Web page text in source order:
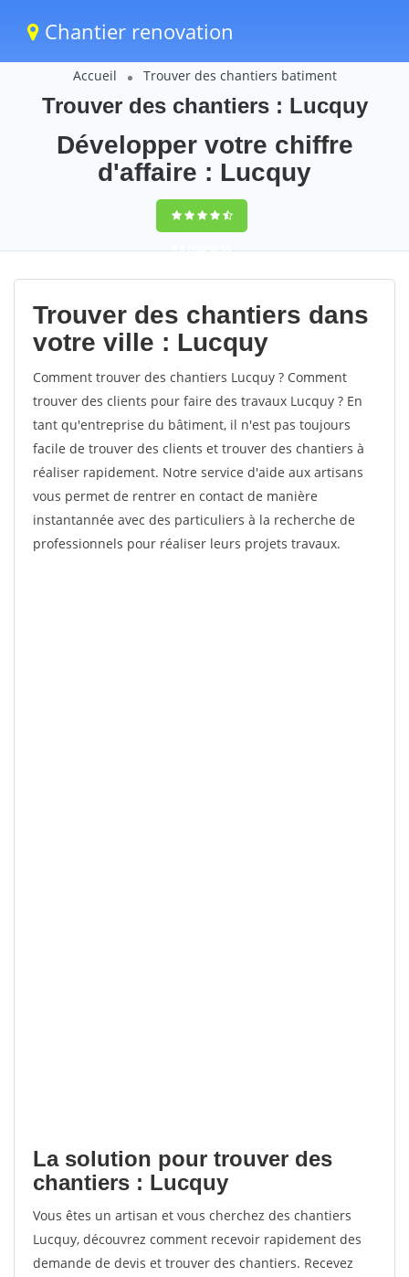
Chantier renovation
Accueil Trouver des chantiers batiment
Trouver des chantiers : Lucquy
Développer votre chiffre
d'affaire : Lucquy
9,5(100%)59
votes
Trouver des chantiers dans
votre ville : Lucquy
Comment trouver des chantiers Lucquy ? Comment
trouver des clients pour faire des travaux Lucquy ? En
tant qu'entreprise du bâtiment, il n'est pas toujours
facile de trouver des clients et trouver des chantiers à
réaliser rapidement. Notre service d'aide aux artisans
vous permet de rentrer en contact de manière
instantannée avec des particuliers à la recherche de
professionnels pour réaliser leurs projets travaux.
La solution pour trouver des
chantiers : Lucquy
Vous êtes un artisan et vous cherchez des chantiers
Lucquy, découvrez comment recevoir rapidement des
demande de devis et trouver des chantiers. Recevez